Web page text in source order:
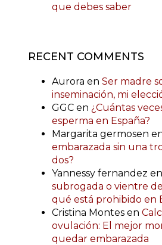
que debes saber
RECENT COMMENTS
Aurora en Ser madre
inseminación, mi
GGC en ¿Cuántas
esperma en España?
Margarita germosen
embarazada sin una
dos?
Yannessy fernandez en
subrogada o vientre
qué está prohibido en
Cristina Montes en
ovulación: El mejor
quedar embarazada